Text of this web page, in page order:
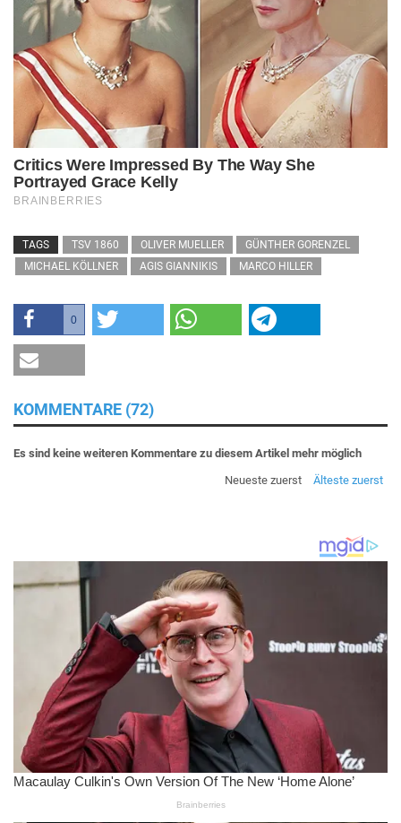
TAGS TSV 1860 OLIVER MUELLER
GÜNTHER GORENZEL
MICHAEL KÖLLNER
AGIS GIANNIKIS MARCO HILLER
0
KOMMENTARE (72)
Es sind keine weiteren Kommentare zu diesem Artikel mehr möglich
Neueste zuerst
Älteste zuerst